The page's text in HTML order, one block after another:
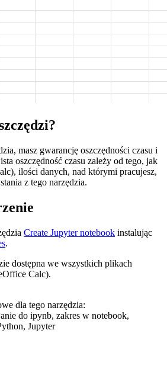
masz gwarancję oszczędności czasu i
oszczędność czasu zależy od tego, jak
ilości danych, nad którymi pracujesz,
z tego narzędzia.
Create Jupyter notebook instalując
.
dostępna we wszystkich plikach
Calc).
dla tego narzędzia:
do ipynb, zakres w notebook,
Jupyter